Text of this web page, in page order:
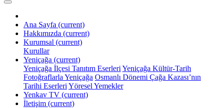
Ana Sayfa (current)
Hakkımızda (current)
Kurumsal (current)
Kurullar
Yeniçağa (current)
Yeniçağa İlçesi Tanıtım Eserleri Yeniçağa Kültür-Tarih
Fotoğraflarla Yeniçağa Osmanlı Dönemi Çağa Kazası’nın
Tarihi Eserleri Yöresel Yemekler
Yenkav TV (current)
İletişim (current)